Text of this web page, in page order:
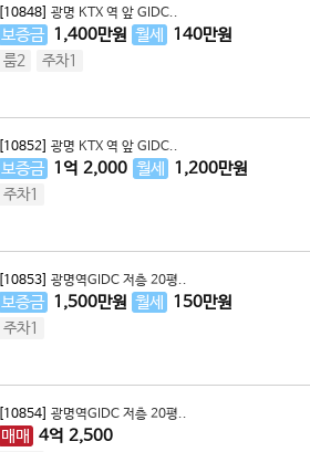
[10848] 광명 KTX 역 앞 GIDC..
보증금 1,400만원 월세 140만원
룸2 주차1
[10852] 광명 KTX 역 앞 GIDC..
보증금 1 억 2,000 월세 1,200만원
주차1
[10853] 광명역GIDC 저층 20평..
보증금 1,500만원 월세 150만원
주차1
[10854] 광명역GIDC 저층 20평..
매매 4억 2,500